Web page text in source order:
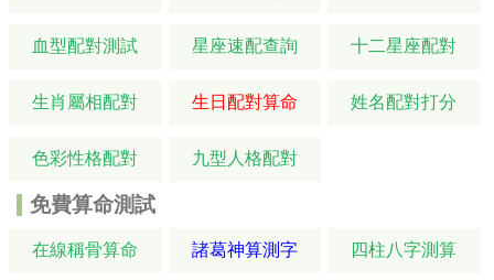
血型配對測試 星座速配查詢 十二星座配對
生肖屬相配對 生日配對算命 姓名配對打分
色彩性格配對 九型人格配對
免費算命測試
在線稱骨算命 諸葛神算測字 四柱八字測算